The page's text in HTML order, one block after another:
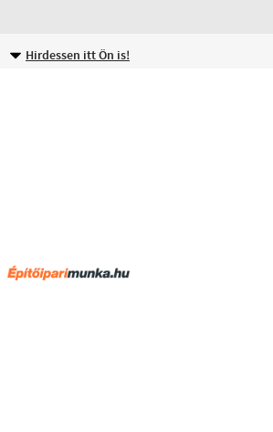
Hirdessen itt Ön is!